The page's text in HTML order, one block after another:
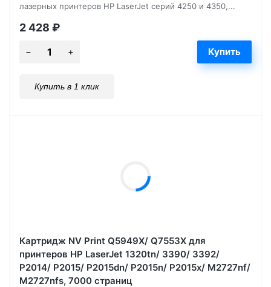
лазерных принтеров HP LaserJet серий 4250 и 4350,...
2 428 ₽
Купить в 1 клик
Картридж NV Print Q5949X/ Q7553X для
принтеров HP LaserJet 1320tn/ 3390/ 3392/
P2014/ P2015/ P2015dn/ P2015n/ P2015x/ M2727nf/
M2727nfs, 7000 страниц